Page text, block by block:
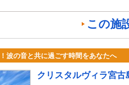
この施
波の音と共に過ごす時間をあなたへ
クリスタルヴィラ宮古